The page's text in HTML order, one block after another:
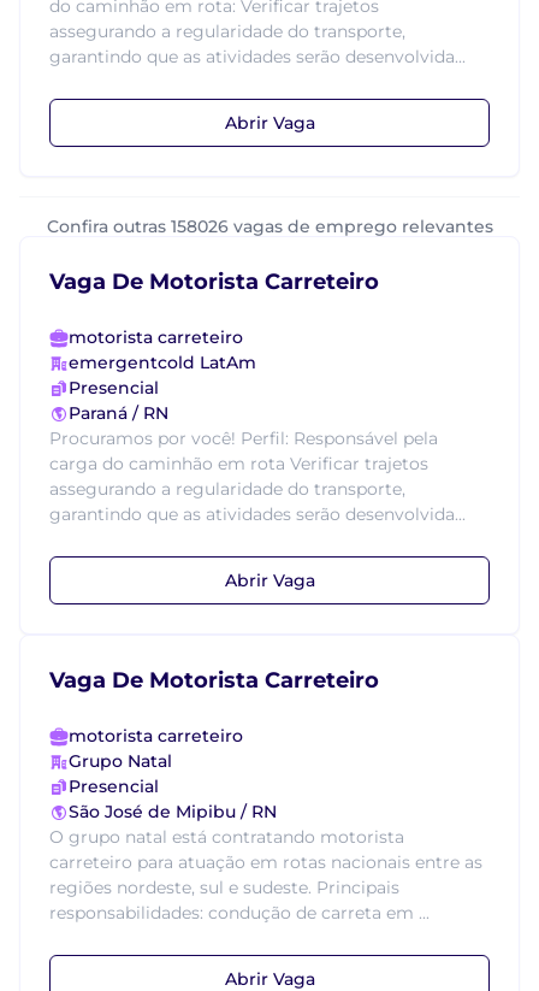
do caminhão em rota: Verificar trajetos
assegurando a regularidade do transporte,
garantindo que as atividades serão desenvolvida...
Abrir Vaga
Confira outras 158026 vagas de emprego relevantes
Vaga De Motorista Carreteiro
motorista carreteiro
emergentcold LatAm
Presencial
Paraná / RN
Procuramos por você! Perfil: Responsável pela
carga do caminhão em rota Verificar trajetos
assegurando a regularidade do transporte,
garantindo que as atividades serão desenvolvida...
Abrir Vaga
Vaga De Motorista Carreteiro
motorista carreteiro
Grupo Natal
Presencial
São José de Mipibu / RN
O grupo natal está contratando motorista
carreteiro para atuação em rotas nacionais entre as
regiões nordeste, sul e sudeste. Principais
responsabilidades: condução de carreta em ...
Abrir Vaga